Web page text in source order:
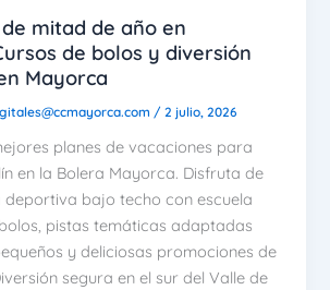
mitad de año en
de bolos y diversión
Mayorca
/2 julio, 2026
planes de vacaciones para
en la Bolera Mayorca. Disfruta de
deportiva bajo techo con escuela
pistas temáticas adaptadas
y deliciosas promociones de
segura en el sur del Valle de